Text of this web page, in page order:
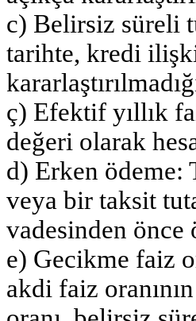
c) Belirsiz süreli
tarihte, kredi
ç) Efektif yıllık
değeri olarak
d) Erken ödeme:
veya bir taksit
vadesinden önce
e) Gecikme faiz
akdi faiz